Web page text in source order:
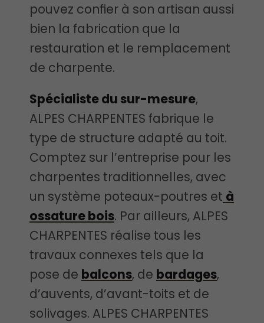
pouvez confier à son artisan aussi
bien la fabrication que la
restauration et le remplacement
de charpente.
Spécialiste du sur-mesure,
ALPES CHARPENTES fabrique le
type de structure adapté au toit.
Comptez sur l’entreprise pour les
charpentes traditionnelles, avec
un système poteaux-poutres et à
ossature bois. Par ailleurs, ALPES
CHARPENTES réalise tous les
travaux connexes tels que la
pose de balcons, de bardages,
d’auvents, d’avant-toits et de
solivages. ALPES CHARPENTES